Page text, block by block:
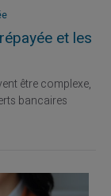
et les
être complexe,
bancaires